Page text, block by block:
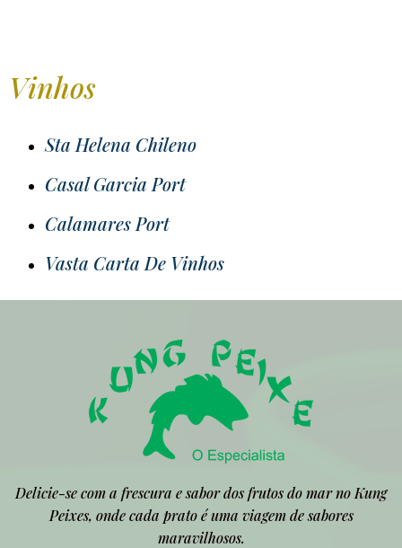
Vinhos
Sta Helena Chileno
Casal Garcia Port
Calamares Port
Vasta Carta De Vinhos
Delicie-se com a frescura e sabor dos frutos do mar no Kung
Peixes, onde cada prato é uma viagem de sabores
maravilhosos.